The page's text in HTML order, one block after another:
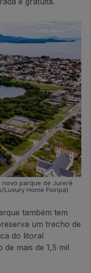
novo parque de Jurerê
Home Floripa)
também tem
um trecho de
do litoral
mais de 1,5 mil